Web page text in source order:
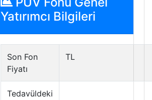
Yatırımcı Bilgileri
Son Fon
Fiyatı
TL
Tedavüldeki